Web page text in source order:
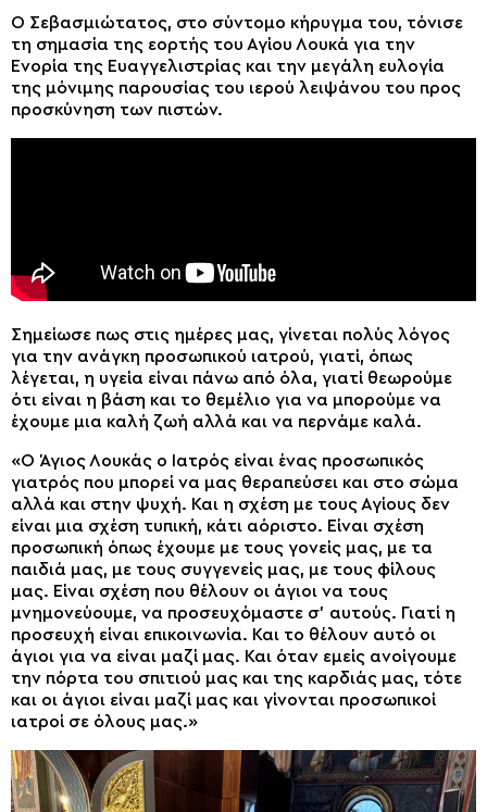
Ο Σεβασμιώτατος, στο σύντομο κήρυγμα του, τόνισε
τη σημασία της εορτής του Αγίου Λουκά για την
Ενορία της Ευαγγελιστρίας και την μεγάλη ευλογία
της μόνιμης παρουσίας του ιερού λειψάνου του προς
προσκύνηση των πιστών.
Σημείωσε πως στις ημέρες μας, γίνεται πολύς λόγος
για την ανάγκη προσωπικού ιατρού, γιατί, όπως
λέγεται, η υγεία είναι πάνω από όλα, γιατί θεωρούμε
ότι είναι η βάση και το θεμέλιο για να μπορούμε να
έχουμε μια καλή ζωή αλλά και να περνάμε καλά.
«Ο Άγιος Λουκάς ο Ιατρός είναι ένας προσωπικός
γιατρός που μπορεί να μας θεραπεύσει και στο σώμα
αλλά και στην ψυχή. Και η σχέση με τους Αγίους δεν
είναι μια σχέση τυπική, κάτι αόριστο. Είναι σχέση
προσωπική όπως έχουμε με τους γονείς μας, με τα
παιδιά μας, με τους συγγενείς μας, με τους φίλους
μας. Είναι σχέση που θέλουν οι άγιοι να τους
μνημονεύουμε, να προσευχόμαστε σ’ αυτούς. Γιατί η
προσευχή είναι επικοινωνία. Και το θέλουν αυτό οι
άγιοι για να είναι μαζί μας. Και όταν εμείς ανοίγουμε
την πόρτα του σπιτιού μας και της καρδιάς μας, τότε
και οι άγιοι είναι μαζί μας και γίνονται προσωπικοί
ιατροί σε όλους μας.»